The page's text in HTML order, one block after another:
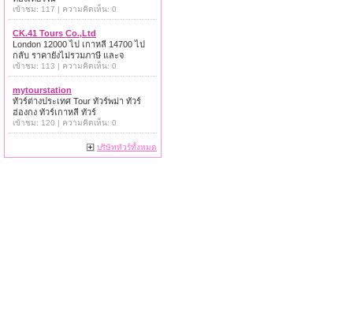
เข้าชม: 117 | ความคิดเห็น: 0
CK.41 Tours Co.,Ltd
London 12000 ไป เกาหลี 14700 ไป
กลับ ราคายังไม่รวมภาษี และจ
เข้าชม: 113 | ความคิดเห็น: 0
mytourstation
ทัวร์ต่างประเทศ Tour ทัวร์พม่า ทัวร์
ฮ่องกง ทัวร์เกาหลี ทัวร์
เข้าชม: 120 | ความคิดเห็น: 0
บริษัททัวร์ทั้งหมด